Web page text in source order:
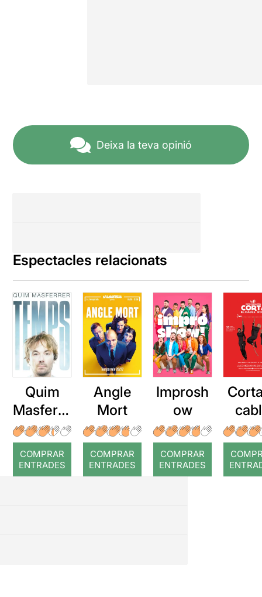
Deixa la teva opinió
Espectacles relacionats
Quim
Masferre
r: Temps
COMPRAR
ENTRADES
Angle
Mort
COMPRAR
ENTRADES
Improsh
ow
COMPRAR
ENTRADES